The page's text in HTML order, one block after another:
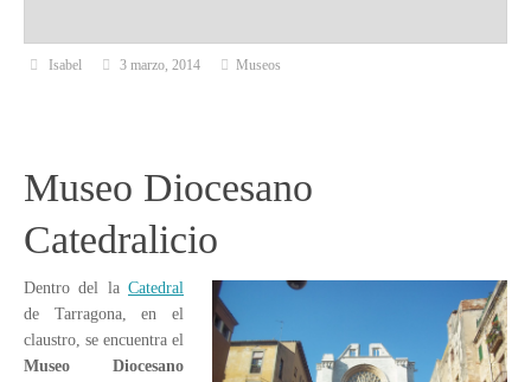
Isabel 3 marzo, 2014 Museos
Museo Diocesano
Catedralicio
Dentro del la Catedral
de Tarragona, en el
claustro, se encuentra el
Museo Diocesano